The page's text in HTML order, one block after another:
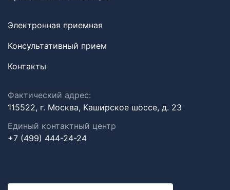
Электронная приемная
Консультативный прием
Контакты
Фактический адрес:
115522, г. Москва, Каширское шоссе, д. 23
Единый контактный центр
+7 (499) 444-24-24